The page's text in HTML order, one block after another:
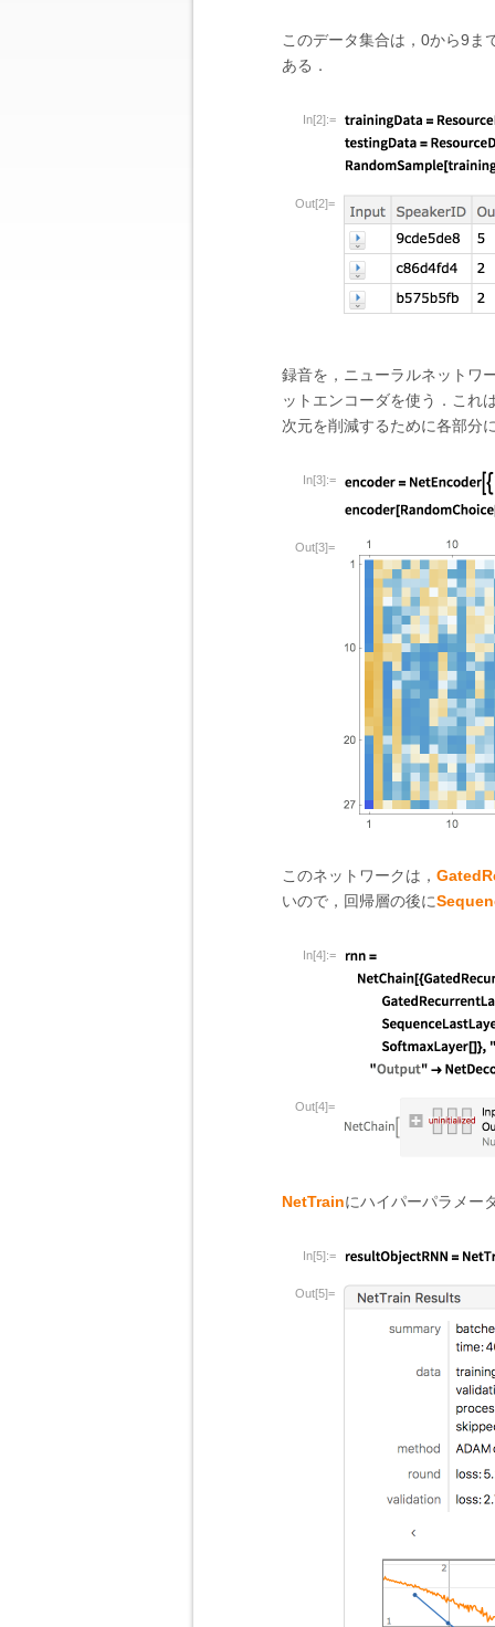
このデータ集合は，0から9ま
ある．
In[2]:=
Out[2]=
録音を，ニューラルネットワ
ットエンコーダを使う．これ
次元を削減するために各部分
In[3]:=
Out[3]=
このネットワークは，
いので，回帰層の後に
In[4]:=
Out[4]=
NetTrainにハイパーパラメー
In[5]:=
Out[5]=